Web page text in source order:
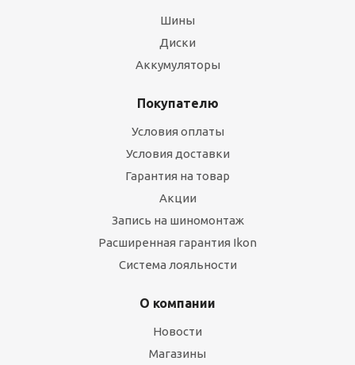
Шины
Диски
Аккумуляторы
Покупателю
Условия оплаты
Условия доставки
Гарантия на товар
Акции
Запись на шиномонтаж
Расширенная гарантия Ikon
Система лояльности
О компании
Новости
Магазины